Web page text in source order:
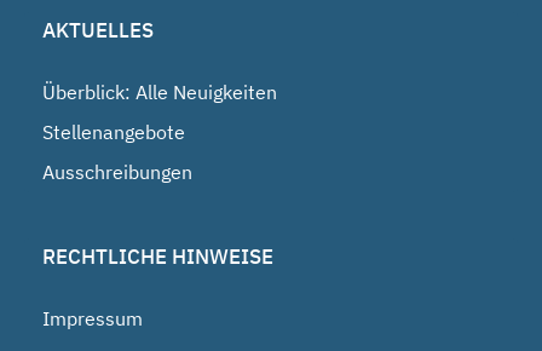
AKTUELLES
Überblick: Alle Neuigkeiten
Stellenangebote
Ausschreibungen
RECHTLICHE HINWEISE
Impressum